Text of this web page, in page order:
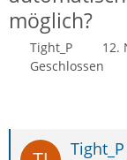
möglich?
Tight_P
12.
Geschlossen
Tight_P